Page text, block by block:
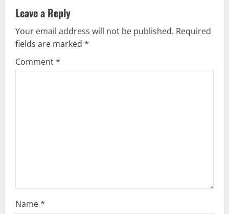
a
v
i
g
Leave a Reply
Your email address will not be published. Required
fields are marked *
Comment*
Name*